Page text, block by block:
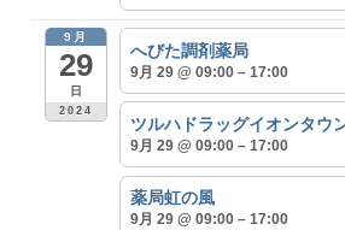
9月
29
日
2024
へびた調剤薬局
9月 29 @ 09:00 – 17:00
ツルハドラッグイオンタウ
9月 29 @ 09:00 – 17:00
薬局虹の風
9月 29 @ 09:00 – 17:00